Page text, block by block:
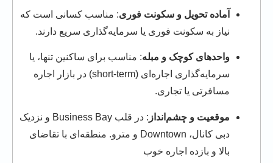
آماده تحویل و سکونت فوری: مناسب کسانی است که
نیاز به سکونت فوری یا سرمایه‌گذاری سریع دارند.
واحدهای کوچک و مبله: مناسب برای ساکنین تنها، یا
سرمایه‌گذاری اجاره‌ای (short‑term) در بازار اجاره
مسافرتی یا تجاری.
موقعیت و چشم‌انداز
: در قلب Business Bay و نزدیک
دبی کانال، Downtown و مترو. منطقه‌ای با تقاضای
بالا و بازده اجاره خوب